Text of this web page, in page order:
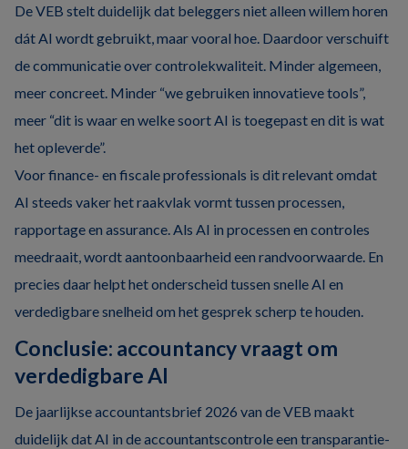
De VEB stelt duidelijk dat beleggers niet alleen willem horen
dát AI wordt gebruikt, maar vooral hoe. Daardoor verschuift
de communicatie over controlekwaliteit. Minder algemeen,
meer concreet. Minder “we gebruiken innovatieve tools”,
meer “dit is waar en welke soort AI is toegepast en dit is wat
het opleverde”.
Voor finance- en fiscale professionals is dit relevant omdat
AI steeds vaker het raakvlak vormt tussen processen,
rapportage en assurance. Als AI in processen en controles
meedraait, wordt aantoonbaarheid een randvoorwaarde. En
precies daar helpt het onderscheid tussen snelle AI en
verdedigbare snelheid om het gesprek scherp te houden.
Conclusie: accountancy vraagt om
verdedigbare AI
De jaarlijkse accountantsbrief 2026 van de VEB maakt
duidelijk dat AI in de accountantscontrole een transparantie-